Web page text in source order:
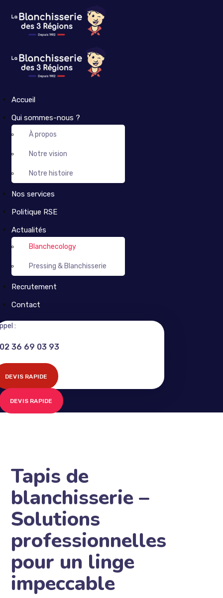
Accueil
Qui sommes-nous ?
À propos
Notre vision
Notre histoire
Nos services
Politique RSE
Actualités
Blanchecology
Pressing & Blanchisserie
Recrutement
Contact
:
02 36 69 03 93
DEVIS RAPIDE
DEVIS RAPIDE
Tapis de
blanchisserie –
Solutions
professionnelles
pour un linge
impeccable